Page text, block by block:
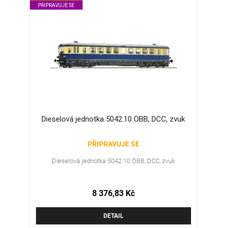
PŘIPRAVUJE SE
Dieselová jednotka 5042.10 ÖBB, DCC, zvuk
PŘIPRAVUJE SE
Dieselová jednotka 5042.10 ÖBB, DCC, zvuk
8 376,83 Kč
DETAIL